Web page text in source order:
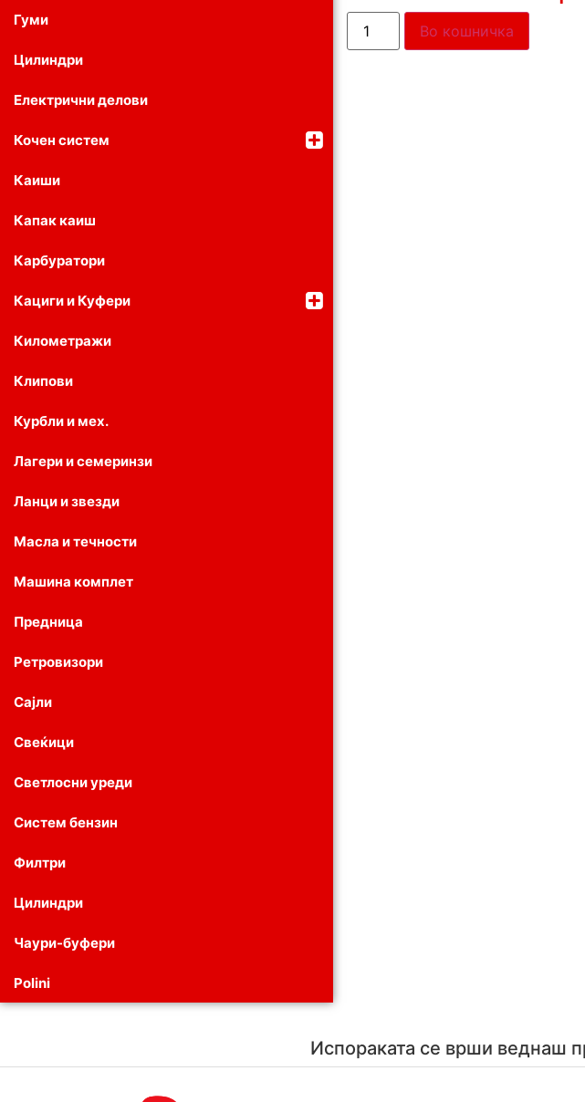
Гуми
Цилиндри
Електрични делови
Кочен систем
Каиши
Капак каиш
Карбуратори
Кациги и Куфери
Километражи
Клипови
Курбли и мех.
Лагери и семеринзи
Ланци и звезди
Масла и течности
Машина комплет
Предница
Ретровизори
Сајли
Свеќици
Светлосни уреди
Систем бензин
Филтри
Цилиндри
Чаури-буфери
Polini
Во кошничка
Испораката се врши веднаш